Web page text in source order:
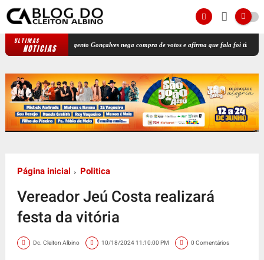
ULTIMAS
NOTICIAS
[VÍDEO] Sargento Gonçalves nega compra de votos e afirma que fala foi tirada de
Página inicial Politica
Vereador Jeú Costa realizará
festa da vitória
Dc. Cleiton Albino 10/18/2024 11:10:00 PM 0 Comentários